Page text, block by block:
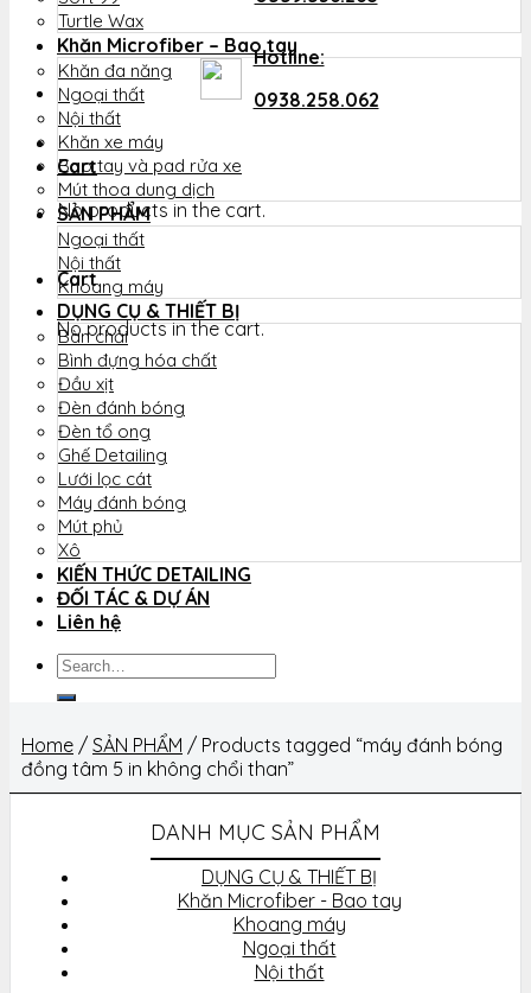
Hotline:
0938.258.062
Cart
No products in the cart.
Cart
No products in the cart.
Turtle Wax
Khăn Microfiber – Bao tay
Khăn đa năng
Ngoại thất
Nội thất
Khăn xe máy
Bao tay và pad rửa xe
Mút thoa dung dịch
SẢN PHẨM
Ngoại thất
Nội thất
Khoang máy
DỤNG CỤ & THIẾT BỊ
Bàn chải
Bình đựng hóa chất
Đầu xịt
Đèn đánh bóng
Đèn tổ ong
Ghế Detailing
Lưới lọc cát
Máy đánh bóng
Mút phủ
Xô
KIẾN THỨC DETAILING
ĐỐI TÁC & DỰ ÁN
Liên hệ
Search
Home / SẢN PHẨM / Products tagged “máy đánh bóng
đồng tâm 5 in không chổi than”
DANH MỤC SẢN PHẨM
DỤNG CỤ & THIẾT BỊ
Khăn Microfiber - Bao tay
Khoang máy
Ngoại thất
Nội thất